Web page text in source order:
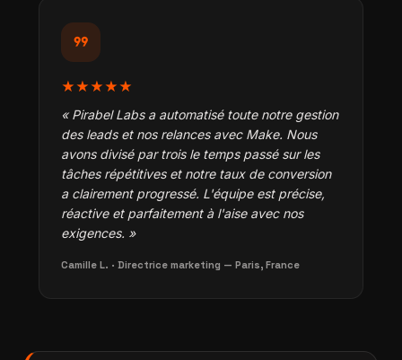
format_quote
★★★★★
« Pirabel Labs a automatisé toute notre gestion
des leads et nos relances avec Make. Nous
avons divisé par trois le temps passé sur les
tâches répétitives et notre taux de conversion
a clairement progressé. L'équipe est précise,
réactive et parfaitement à l'aise avec nos
exigences. »
Camille L. · Directrice marketing — Paris, France